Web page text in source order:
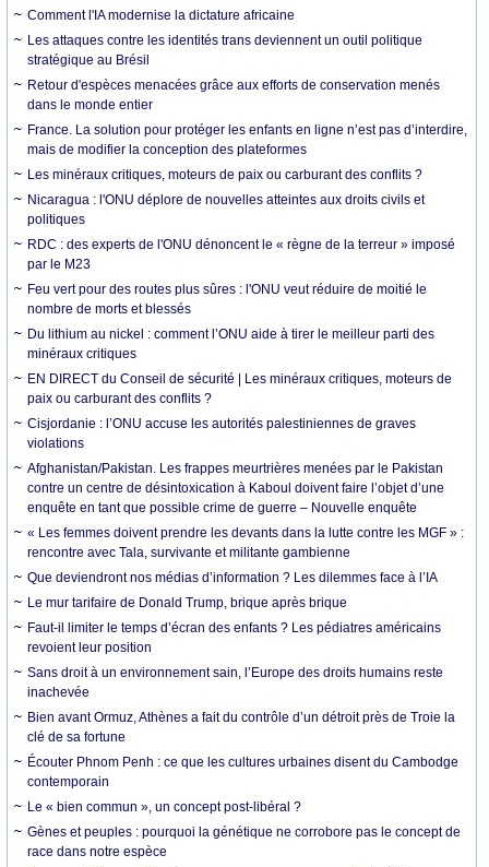
Comment l'IA modernise la dictature africaine
Les attaques contre les identités trans deviennent un outil politique
stratégique au Brésil
Retour d'espèces menacées grâce aux efforts de conservation menés
dans le monde entier
France. La solution pour protéger les enfants en ligne n’est pas d’interdire,
mais de modifier la conception des plateformes
Les minéraux critiques, moteurs de paix ou carburant des conflits ?
Nicaragua : l'ONU déplore de nouvelles atteintes aux droits civils et
politiques
RDC : des experts de l'ONU dénoncent le « règne de la terreur » imposé
par le M23
Feu vert pour des routes plus sûres : l'ONU veut réduire de moitié le
nombre de morts et blessés
Du lithium au nickel : comment l’ONU aide à tirer le meilleur parti des
minéraux critiques
EN DIRECT du Conseil de sécurité | Les minéraux critiques, moteurs de
paix ou carburant des conflits ?
Cisjordanie : l’ONU accuse les autorités palestiniennes de graves
violations
Afghanistan/Pakistan. Les frappes meurtrières menées par le Pakistan
contre un centre de désintoxication à Kaboul doivent faire l’objet d’une
enquête en tant que possible crime de guerre – Nouvelle enquête
« Les femmes doivent prendre les devants dans la lutte contre les MGF » :
rencontre avec Tala, survivante et militante gambienne
Que deviendront nos médias d’information ? Les dilemmes face à l’IA
Le mur tarifaire de Donald Trump, brique après brique
Faut-il limiter le temps d’écran des enfants ? Les pédiatres américains
revoient leur position
Sans droit à un environnement sain, l’Europe des droits humains reste
inachevée
Bien avant Ormuz, Athènes a fait du contrôle d’un détroit près de Troie la
clé de sa fortune
Écouter Phnom Penh : ce que les cultures urbaines disent du Cambodge
contemporain
Le « bien commun », un concept post-libéral ?
Gènes et peuples : pourquoi la génétique ne corrobore pas le concept de
race dans notre espèce